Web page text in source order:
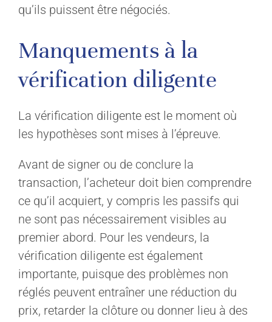
qu’ils puissent être négociés.
Manquements à la
vérification diligente
La vérification diligente est le moment où
les hypothèses sont mises à l’épreuve.
Avant de signer ou de conclure la
transaction, l’acheteur doit bien comprendre
ce qu’il acquiert, y compris les passifs qui
ne sont pas nécessairement visibles au
premier abord. Pour les vendeurs, la
vérification diligente est également
importante, puisque des problèmes non
réglés peuvent entraîner une réduction du
prix, retarder la clôture ou donner lieu à des